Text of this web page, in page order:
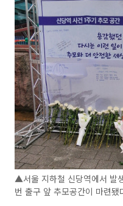
▲서울 지하철 신당역에서 발
번 출구 앞 추모공간이 마련